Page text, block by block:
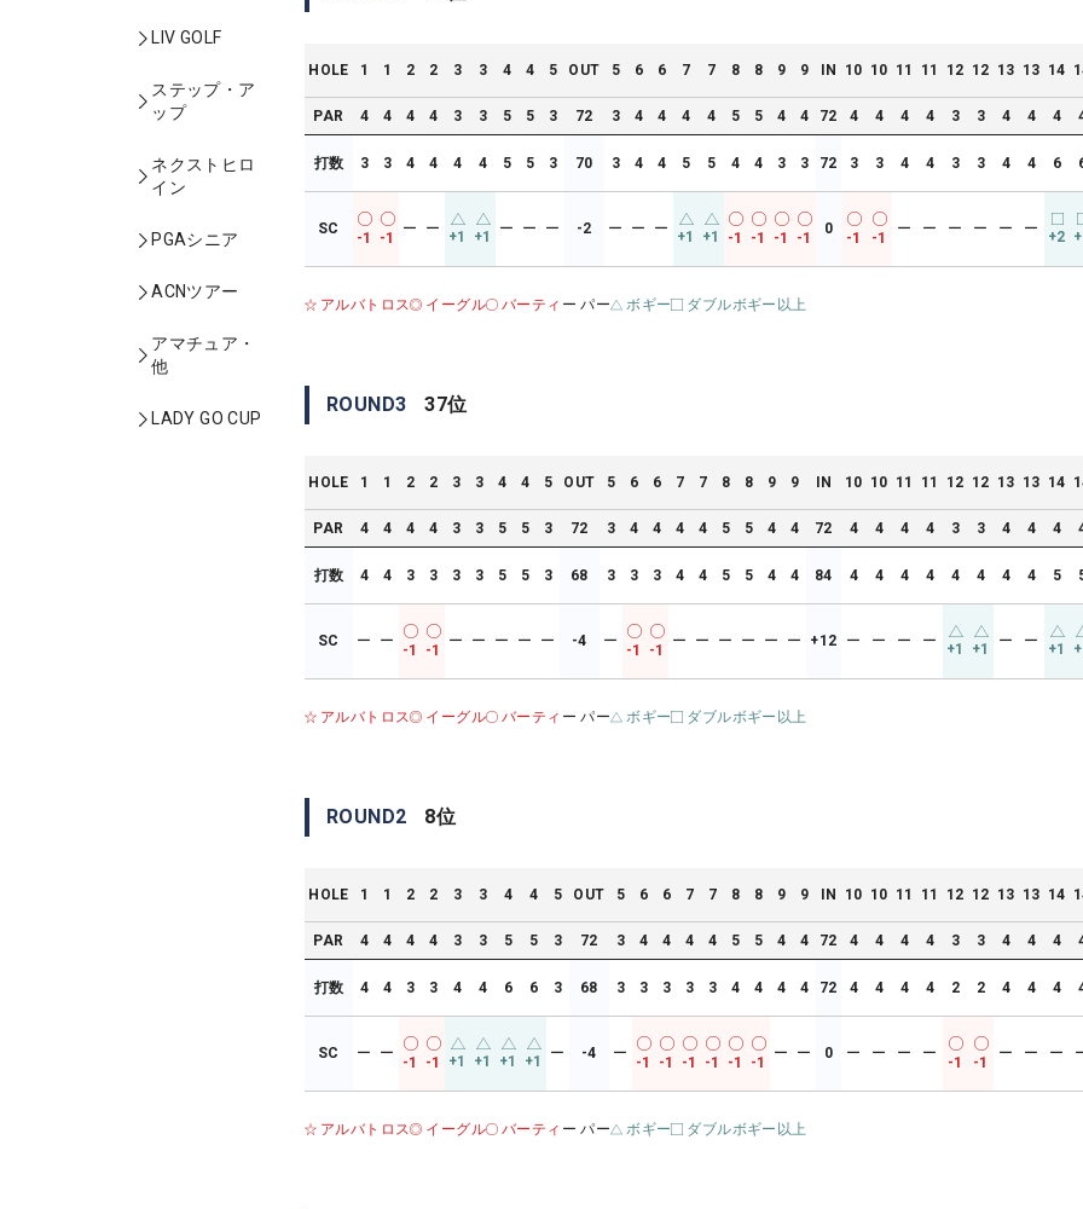
LIV GOLF
ステップ・ア
ップ
ネクストヒロ
イン
PGAシニア
ACNツアー
アマチュア・
他
LADY GO CUP
HOLE 1 1 2 2 3 3 4 4 5 OUT 5 6 6 7 7 8 8 9 9 IN 10 10 11 11 12 12 13 13 14
PAR 4 4 4 4 3 3 5 5 3 72 3 4 4 4 4 5 5 4 4 72 4 4 4 4 3 3 4 4 4
打数 3 3 4 4 4 4 5 5 3 70 3 4 4 5 5 4 4 3 3 72 3 3 4 4 3 3 4 4 6
SC
-1 -1
ー ー +1 +1 ー ー ー -2 ー ー ー +1 +1 -1 -1 -1 -1
0
-1 -1
ー ー ー ー ー ー +2
アルバトロス イーグル バーティ ー パー ボギー ダブルボギー以上
ROUND3 37位
HOLE 1 1 2 2 3 3 4 4 5 OUT 5 6 6 7 7 8 8 9 9 IN 10 10 11 11 12 12 13 13 14
PAR 4 4 4 4 3 3 5 5 3 72 3 4 4 4 4 5 5 4 4 72 4 4 4 4 3 3 4 4 4
打数 4 4 3 3 3 3 5 5 3 68 3 3 3 4 4 5 5 4 4 84 4 4 4 4 4 4 4 4 5
SC ー ー
-1 -1
ー ー ー ー ー -4 ー
-1 -1
ー ー ー ー ー ー +12 ー ー ー ー +1 +1 ー ー +1
アルバトロス イーグル バーティ ー パー ボギー ダブルボギー以上
ROUND2 8位
HOLE 1 1 2 2 3 3 4 4 5 OUT 5 6 6 7 7 8 8 9 9 IN 10 10 11 11 12 12 13 13 14
PAR 4 4 4 4 3 3 5 5 3 72 3 4 4 4 4 5 5 4 4 72 4 4 4 4 3 3 4 4 4
打数 4 4 3 3 4 4 6 6 3 68 3 3 3 3 3 4 4 4 4 72 4 4 4 4 2 2 4 4 4
SC ー ー
-1 -1 +1 +1 +1 +1 ー -4 ー
-1 -1 -1 -1 -1 -1
ー ー 0 ー ー ー ー
-1 -1
ー ー ー
アルバトロス イーグル バーティ ー パー ボギー ダブルボギー以上